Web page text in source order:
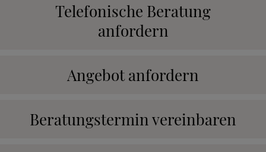
Telefonische Beratung
anfordern
Angebot anfordern
Beratungstermin vereinbaren